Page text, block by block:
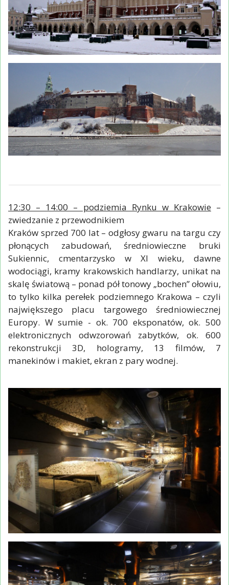
12:30 – 14:00 – podziemia Rynku w Krakowie –
zwiedzanie z przewodnikiem
Kraków sprzed 700 lat – odgłosy gwaru na targu czy
płonących zabudowań, średniowieczne bruki
Sukiennic, cmentarzysko w XI wieku, dawne
wodociągi, kramy krakowskich handlarzy, unikat na
skalę światową – ponad pół tonowy „bochen” ołowiu,
to tylko kilka perełek podziemnego Krakowa – czyli
największego placu targowego średniowiecznej
Europy. W sumie - ok. 700 eksponatów, ok. 500
elektronicznych odwzorowań zabytków, ok. 600
rekonstrukcji 3D, hologramy, 13 filmów, 7
manekinów i makiet, ekran z pary wodnej.